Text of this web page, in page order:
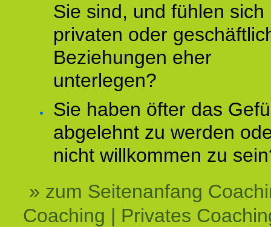
Sie sind, und fühlen sich
privaten oder
Beziehungen eher
unterlegen?
Sie haben öfter das
abgelehnt zu werden
nicht willkommen zu
» zum Seitenanfang
Coaching | Privates